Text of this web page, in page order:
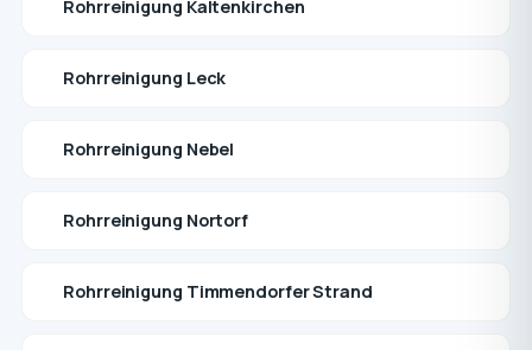
Rohrreinigung Kaltenkirchen
Rohrreinigung Leck
Rohrreinigung Nebel
Rohrreinigung Nortorf
Rohrreinigung Timmendorfer Strand